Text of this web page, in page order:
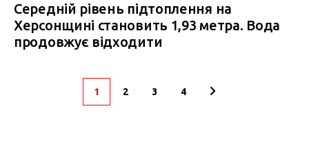
Середній рівень підтоплення на
Херсонщині становить 1,93 метра. Вода
продовжує відходити
1 2 3 4